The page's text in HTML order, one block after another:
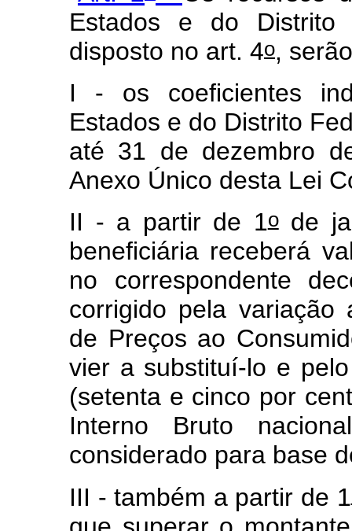
Estados e do Distrito
disposto no art. 4o,
I - os coeficientes
Estados e do Distrito
até 31 de dezembro
Anexo Único desta Lei
II - a partir de 1ode
beneficiária receberá
no correspondente
corrigido pela variação
de Preços ao
vier a substituí-lo e
(setenta e cinco por
Interno Bruto
considerado para base
III - também a partir de 1